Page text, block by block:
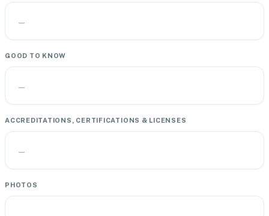
—
GOOD TO KNOW
—
ACCREDITATIONS, CERTIFICATIONS & LICENSES
—
PHOTOS